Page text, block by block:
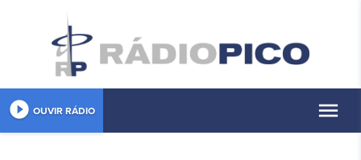
play_circle_filled OUVIR RÁDIO menu